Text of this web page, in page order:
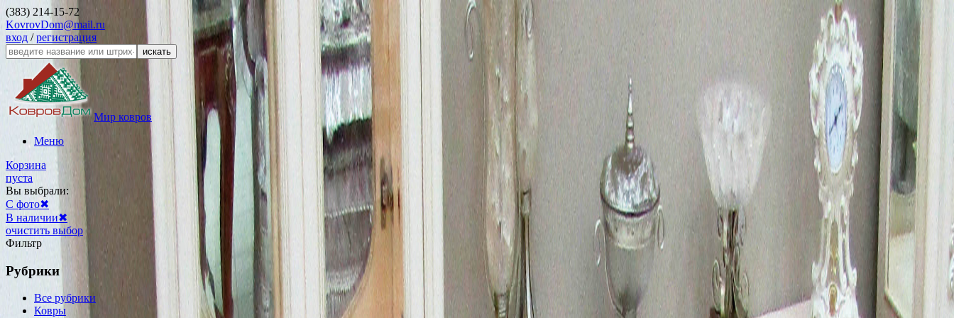
(383) 214-15-72
KovrovDom@mail.ru
вход /регистрация
искать
Мир ковров
Меню
Корзина
пуста
Вы выбрали:
С фото✖
В наличии✖
очистить выбор
Фильтр
Рубрики
Все рубрики
Ковры